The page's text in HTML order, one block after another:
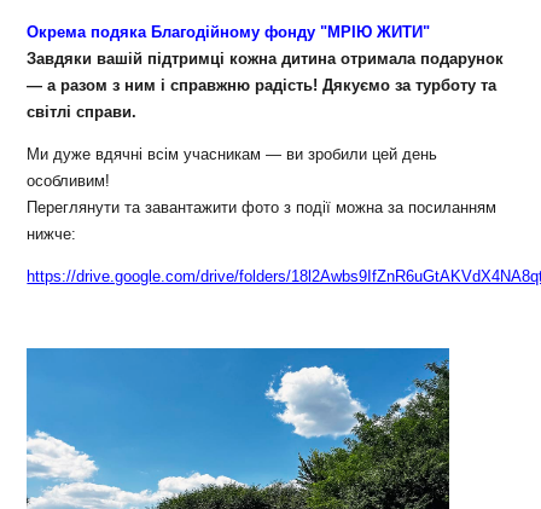
Окрема подяка Благодійному фонду "МРІЮ ЖИТИ"
Завдяки вашій підтримці кожна дитина отримала подарунок
— а разом з ним і справжню радість! Дякуємо за турботу та
світлі справи.
Ми дуже вдячні всім учасникам — ви зробили цей день
особливим!
Переглянути та завантажити фото з події можна за посиланням
нижче:
https://drive.google.com/drive/folders/